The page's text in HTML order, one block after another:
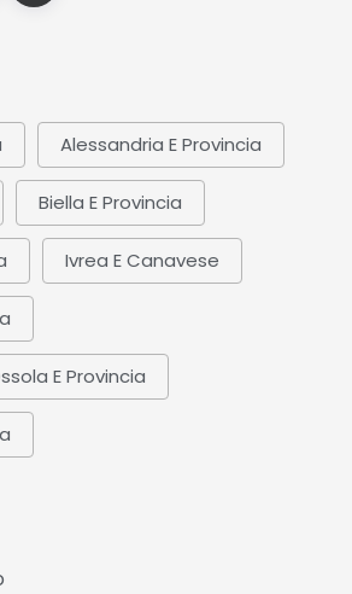
Alessandria E Provincia
Biella E Provincia
Ivrea E Canavese
E Provincia